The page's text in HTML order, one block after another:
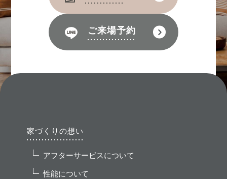
ご来場予約
家づくりの想い
アフターサービスについて
性能について